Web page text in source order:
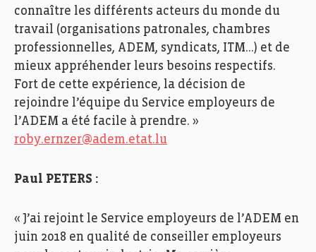
connaître les différents acteurs du monde du
travail (organisations patronales, chambres
professionnelles, ADEM, syndicats, ITM…) et de
mieux appréhender leurs besoins respectifs.
Fort de cette expérience, la décision de
rejoindre l’équipe du Service employeurs de
l’ADEM a été facile à prendre. »
roby.ernzer@adem.etat.lu
Paul PETERS :
« J’ai rejoint le Service employeurs de l’ADEM en
juin 2018 en qualité de conseiller employeurs